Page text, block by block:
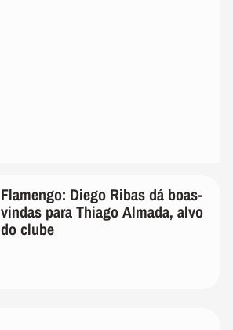
Flamengo: Diego Ribas dá boas-
vindas para Thiago Almada, alvo
do clube